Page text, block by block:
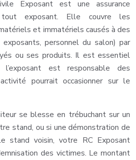
Exposant est une assurance
tout exposant. Elle couvre les
et immatériels causés à des
personnel du salon) par
ou ses produits. Il est essentiel
est responsable des
pourrait occasionner sur le
se blesse en trébuchant sur un
stand, ou si une démonstration de
stand voisin, votre RC Exposant
des victimes. Le montant